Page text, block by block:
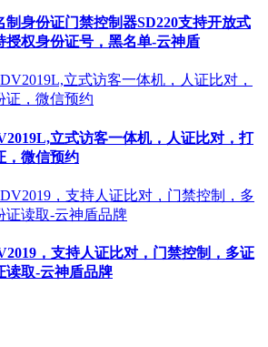
制身份证门禁控制器SD220支持开放式
授权身份证号，黑名单-云神盾
立式访客一体机，人证比对，打
，微信预约
，支持人证比对，门禁控制，多证
读取-云神盾品牌